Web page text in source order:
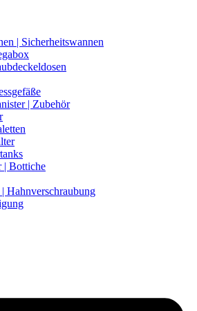
| Sicherheitswannen
| Zubehör
| Bottiche
Hahnverschraubung